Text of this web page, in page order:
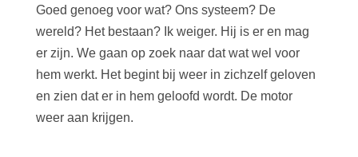
Goed genoeg voor wat? Ons systeem? De
wereld? Het bestaan? Ik weiger. Hij is er en mag
er zijn. We gaan op zoek naar dat wat wel voor
hem werkt. Het begint bij weer in zichzelf geloven
en zien dat er in hem geloofd wordt. De motor
weer aan krijgen.